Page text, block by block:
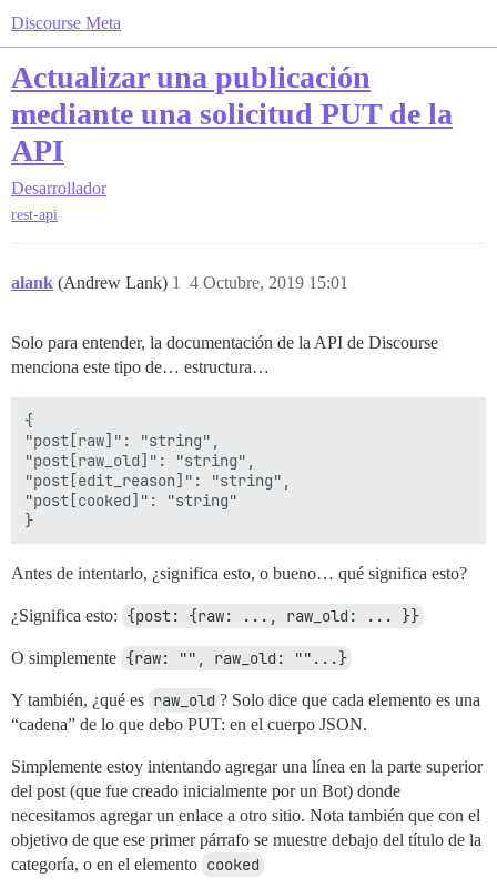
Discourse Meta
Actualizar una publicación
mediante una solicitud PUT de la
API
Desarrollador
rest-api
alank (Andrew Lank) 4 Octubre, 2019 15:01
1
Solo para entender, la documentación de la API de Discourse
menciona este tipo de… estructura…
{
"post[raw]": "string",
"post[raw_old]": "string",
"post[edit_reason]": "string",
"post[cooked]": "string"
Antes de intentarlo, ¿significa esto, o bueno… qué significa esto?
¿Significa esto: {post: {raw: ..., raw_old: ... }}
O simplemente {raw: "", raw_old: ""...}
Y también, ¿qué es raw_old ? Solo dice que cada elemento es una
“cadena” de lo que debo PUT: en el cuerpo JSON.
Simplemente estoy intentando agregar una línea en la parte superior
del post (que fue creado inicialmente por un Bot) donde
necesitamos agregar un enlace a otro sitio. Nota también que con el
objetivo de que ese primer párrafo se muestre debajo del título de la
categoría, o en el elemento cooked